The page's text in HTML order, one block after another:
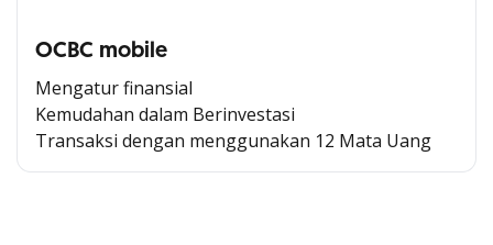
OCBC mobile
Mengatur finansial
Kemudahan dalam Berinvestasi
Transaksi dengan menggunakan 12 Mata Uang
Cross Selling Banner Global